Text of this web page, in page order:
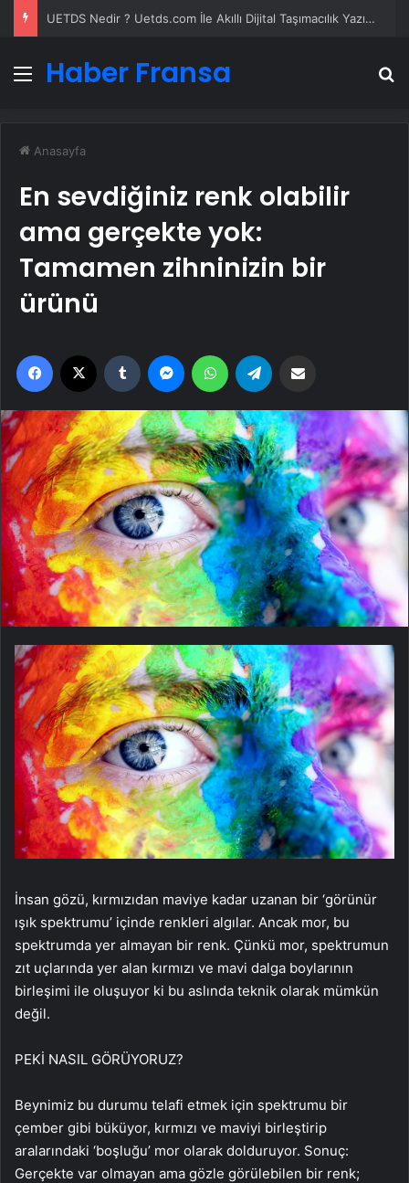
UETDS Nedir ? Uetds.com İle Akıllı Dijital Taşımacılık Yazılımı
Menü
Haber Fransa
Anasayfa
En sevdiğiniz renk olabilir
ama gerçekte yok:
Tamamen zihninizin bir
ürünü
Facebook Tumblr MessengerWhatsApp
İnsan gözü, kırmızıdan maviye kadar uzanan bir ‘görünür
ışık spektrumu’ içinde renkleri algılar. Ancak mor, bu
spektrumda yer almayan bir renk. Çünkü mor, spektrumun
zıt uçlarında yer alan kırmızı ve mavi dalga boylarının
birleşimi ile oluşuyor ki bu aslında teknik olarak mümkün
değil.
PEKİ NASIL GÖRÜYORUZ?
Beynimiz bu durumu telafi etmek için spektrumu bir
çember gibi büküyor, kırmızı ve maviyi birleştirip
aralarındaki ‘boşluğu’ mor olarak dolduruyor. Sonuç:
Gerçekte var olmayan ama gözle görülebilen bir renk;